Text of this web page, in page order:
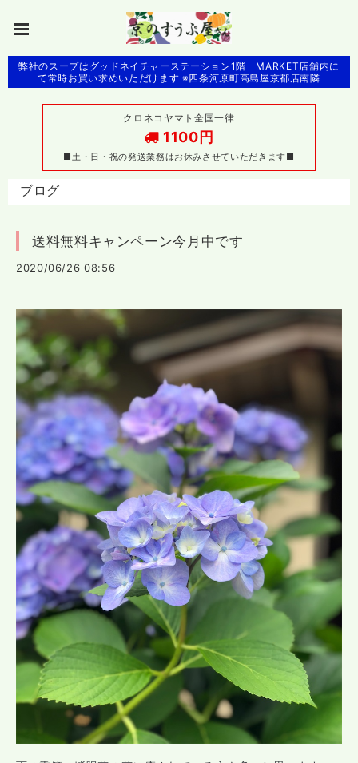
弊社のスープはグッドネイチャーステーション1階 MARKET店舗内に
て常時お買い求めいただけます ※四条河原町高島屋京都店南隣
クロネコヤマト全国一律
1100円
■土・日・祝の発送業務はお休みさせていただきます■
ブログ
送料無料キャンペーン今月中です
2020/06/26 08:56